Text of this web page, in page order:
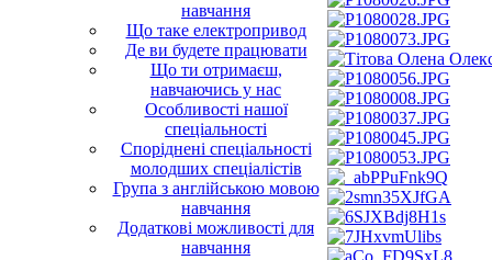
навчання
Що таке електропривод
Де ви будете працювати
Що ти отримаєш,
навчаючись у нас
Особливості нашої
спеціальності
Споріднені спеціальності
молодших спеціалістів
Група з англійською мовою
навчання
Додаткові можливості для
навчання